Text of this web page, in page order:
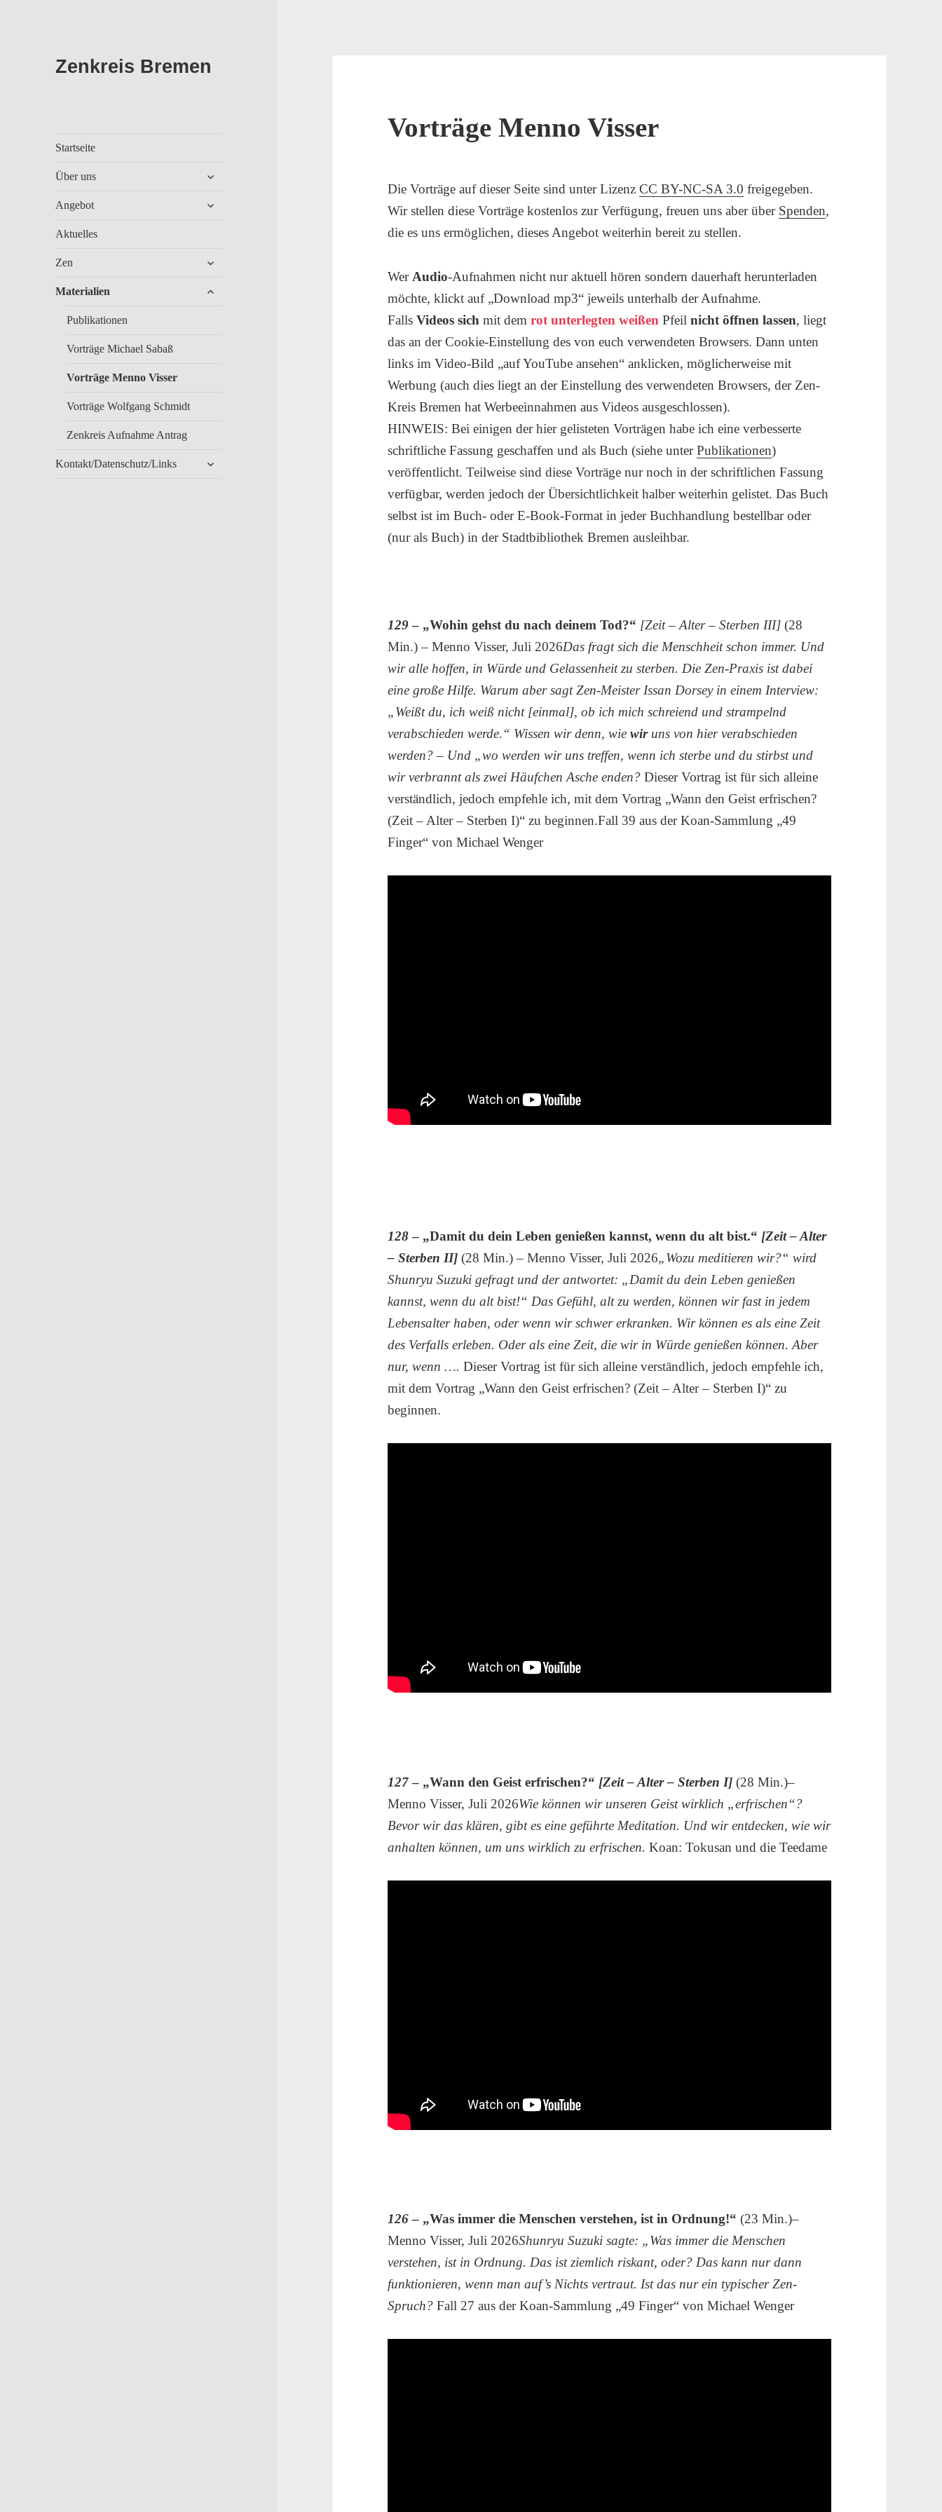
Zenkreis Bremen
Startseite
Über uns
anzeigen
Angebot
anzeigen
Aktuelles
Zen
anzeigen
Materialien
Publikationen
Vorträge Michael Sabaß
Vorträge Menno Visser
Vorträge Wolfgang Schmidt
Zenkreis Aufnahme Antrag
Kontakt/Datenschutz/Links
anzeigen
Vorträge Menno Visser
Die Vorträge auf dieser Seite sind unter LizenzCC BY-NC-SA 3.0 freigegeben.
Wir stellen diese Vorträge kostenlos zur Verfügung, freuen uns aber über Spenden,
die es uns ermöglichen, dieses Angebot weiterhin bereit zu stellen.
Wer Audio-Aufnahmen nicht nur aktuell hören sondern dauerhaft herunterladen
möchte, klickt auf „Download mp3“ jeweils unterhalb der Aufnahme.
FallsVideos sichmit demrot unterlegten weißen Pfeilnicht öffnen lassen, liegt
das an der Cookie-Einstellung des von euch verwendeten Browsers. Dann unten
links im Video-Bild „auf YouTube ansehen“ anklicken, möglicherweise mit
Werbung (auch dies liegt an der Einstellung des verwendeten Browsers, der Zen-
Kreis Bremen hat Werbeeinnahmen aus Videos ausgeschlossen).
HINWEIS: Bei einigen der hier gelisteten Vorträgen habe ich eine verbesserte
schriftliche Fassung geschaffen und als Buch (siehe unterPublikationen)
veröffentlicht. Teilweise sind diese Vorträge nur noch in der schriftlichen Fassung
verfügbar, werden jedoch der Übersichtlichkeit halber weiterhin gelistet. Das Buch
selbst ist im Buch- oder E-Book-Format in jeder Buchhandlung bestellbar oder
(nur als Buch) in der Stadtbibliothek Bremen ausleihbar.
129– „Wohin gehst du nach deinem Tod?“ [Zeit – Alter – Sterben III] (28
Min.) – Menno Visser, Juli 2026Das fragt sich die Menschheit schon immer. Und
wir alle hoffen, in Würde und Gelassenheit zu sterben. Die Zen-Praxis ist dabei
eine große Hilfe. Warum aber sagt Zen-Meister Issan Dorsey in einem Interview:
„Weißt du, ich weiß nicht [einmal], ob ich mich schreiend und strampelnd
verabschieden werde.“ Wissen wir denn, wiewiruns von hier verabschieden
werden? – Und „wo werden wir uns treffen, wenn ich sterbe und du stirbst und
wir verbrannt als zwei Häufchen Asche enden?Dieser Vortrag ist für sich alleine
verständlich, jedoch empfehle ich, mit dem Vortrag „Wann den Geist erfrischen?
(Zeit – Alter – Sterben I)“ zu beginnen.Fall 39 aus der Koan-Sammlung „49
Finger“ von Michael Wenger
128– „Damit du dein Leben genießen kannst, wenn du alt bist.“ [Zeit – Alter
– Sterben II] (28 Min.) – Menno Visser, Juli 2026„Wozu meditieren wir?“ wird
Shunryu Suzuki gefragt und der antwortet: „Damit du dein Leben genießen
kannst, wenn du alt bist!“ Das Gefühl, alt zu werden, können wir fast in jedem
Lebensalter haben, oder wenn wir schwer erkranken. Wir können es als eine Zeit
des Verfalls erleben. Oder als eine Zeit, die wir in Würde genießen können. Aber
nur, wenn ….Dieser Vortrag ist für sich alleine verständlich, jedoch empfehle ich,
mit dem Vortrag „Wann den Geist erfrischen? (Zeit – Alter – Sterben I)“ zu
beginnen.
127– „Wann den Geist erfrischen?“ [Zeit – Alter – Sterben I] (28 Min.)–
Menno Visser, Juli 2026Wie können wir unseren Geist wirklich „erfrischen“?
Bevor wir das klären, gibt es eine geführte Meditation. Und wir entdecken, wie wir
anhalten können, um uns wirklich zu erfrischen.Koan: Tokusan und die Teedame
126– „Was immer die Menschen verstehen, ist in Ordnung!“ (23 Min.)–
Menno Visser, Juli 2026Shunryu Suzuki sagte: „Was immer die Menschen
verstehen, ist in Ordnung. Das ist ziemlich riskant, oder? Das kann nur dann
funktionieren, wenn man auf’s Nichts vertraut. Ist das nur ein typischer Zen-
Spruch?Fall 27 aus der Koan-Sammlung „49 Finger“ von Michael Wenger